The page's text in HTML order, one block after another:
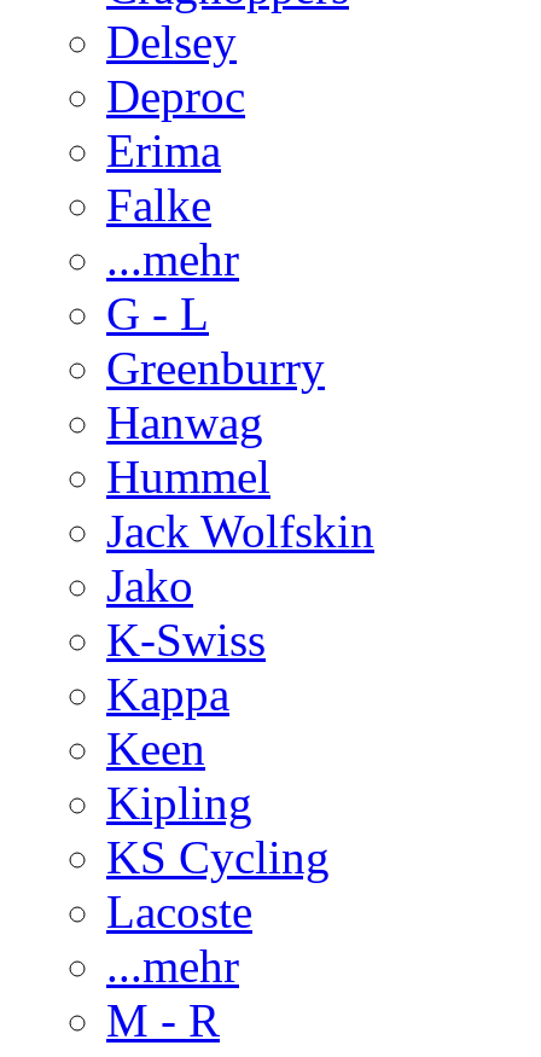
Delsey
Deproc
Erima
Falke
...mehr
G - L
Greenburry
Hanwag
Hummel
Jack Wolfskin
Jako
K-Swiss
Kappa
Keen
Kipling
KS Cycling
Lacoste
...mehr
M - R